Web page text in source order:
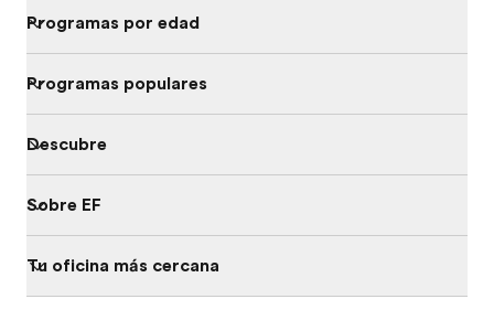
Programas por edad
Programas populares
Descubre
Sobre EF
Tu oficina más cercana